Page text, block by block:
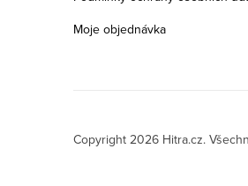
Moje objednávka
Copyright 2026 Hitra.cz.